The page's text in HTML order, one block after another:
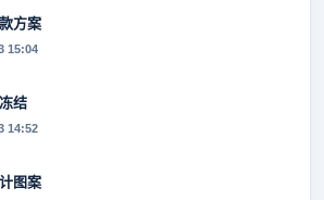
方案
15:04
结
14:52
图案